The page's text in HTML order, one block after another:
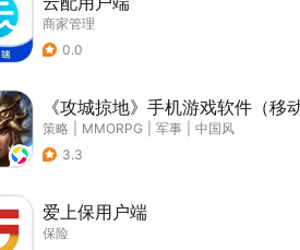
商家管理
0.0
《攻城掠地》手机游戏软件（移
策略 MMORPG 军事
中国风
3.3
爱上保用户端
保险